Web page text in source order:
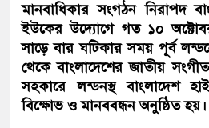
মানবাধিকার সংগঠন নিরাপদ
ইউকের উদ্যোগে গত ১০
সাড়ে বার ঘটিকার সময় পূর্ব
থেকে বাংলাদেশের জাতীয়
সহকারে লন্ডনস্থ বাংলাদেশ
বিক্ষোভ ও মানববন্ধন অনুষ্ঠিত হয়।